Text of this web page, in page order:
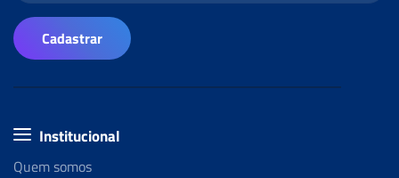
Cadastrar
Institucional
Quem somos